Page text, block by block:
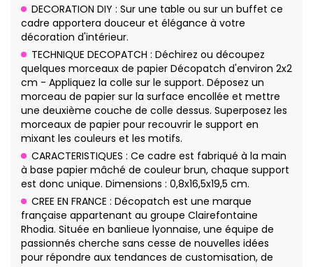
DECORATION DIY : Sur une table ou sur un buffet ce
cadre apportera douceur et élégance à votre
décoration d'intérieur.
TECHNIQUE DECOPATCH : Déchirez ou découpez
quelques morceaux de papier Décopatch d'environ 2x2
cm - Appliquez la colle sur le support. Déposez un
morceau de papier sur la surface encollée et mettre
une deuxième couche de colle dessus. Superposez les
morceaux de papier pour recouvrir le support en
mixant les couleurs et les motifs.
CARACTERISTIQUES : Ce cadre est fabriqué à la main
à base papier mâché de couleur brun, chaque support
est donc unique. Dimensions : 0,8x16,5x19,5 cm.
CREE EN FRANCE : Décopatch est une marque
française appartenant au groupe Clairefontaine
Rhodia. Située en banlieue lyonnaise, une équipe de
passionnés cherche sans cesse de nouvelles idées
pour répondre aux tendances de customisation, de